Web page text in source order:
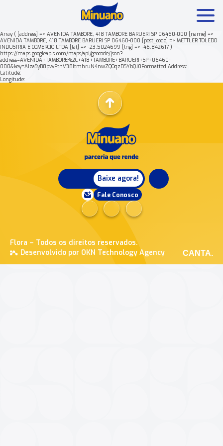
Array ( [address] => AVENIDA TAMBORE, 418 TAMBORE BARUERI SP 06460-000 [name] =>
AVENIDA TAMBORE, 418 TAMBORE BARUERI SP 06460-000 [post_code] => METTLER TOLEDO
INDUSTRIA E COMERCIO LTDA [lat] => -23.5024699 [lng] => -46.842617 )
https://maps.googleapis.com/maps/api/geocode/json?
address=AVENIDA+TAMBORE%2C+418+TAMBORE+BARUERI+SP+06460-
000&key=AIzaSyB8pvvFtnV38ItmhruN4nwZQOqzDSYbQJ0Formatted Address:
Latitude:
Longitude:
Baixe agora!
Fale Conosco
Flora – Todos os direitos reservados.
Desenvolvido por OKN Technology Agency
CANTA.
Mais buscados: Produtos Minuano Rende +
Nossa história